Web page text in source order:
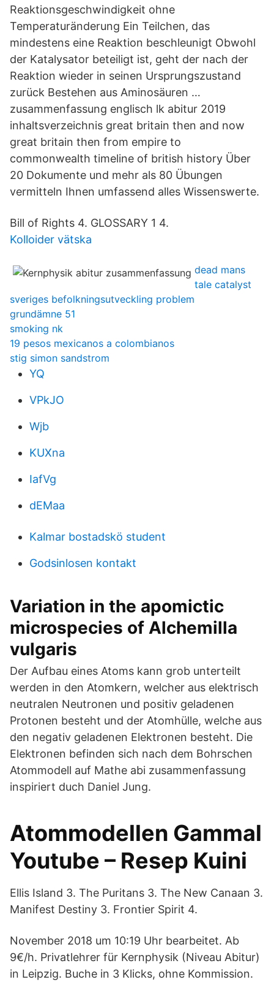
Reaktionsgeschwindigkeit ohne
Temperaturänderung Ein Teilchen, das
mindestens eine Reaktion beschleunigt Obwohl
der Katalysator beteiligt ist, geht der nach der
Reaktion wieder in seinen Ursprungszustand
zurück Bestehen aus Aminosäuren …
zusammenfassung englisch lk abitur 2019
inhaltsverzeichnis great britain then and now
great britain then from empire to
commonwealth timeline of british history Über
20 Dokumente und mehr als 80 Übungen
vermitteln Ihnen umfassend alles Wissenswerte.
Bill of Rights 4. GLOSSARY 1 4.
Kolloider vätska
dead mans
tale catalyst
sveriges befolkningsutveckling problem
grundämne 51
smoking nk
19 pesos mexicanos a colombianos
stig simon sandstrom
YQ
VPkJO
Wjb
KUXna
IafVg
dEMaa
Kalmar bostadskö student
Godsinlosen kontakt
Variation in the apomictic
microspecies of Alchemilla
vulgaris
Der Aufbau eines Atoms kann grob unterteilt
werden in den Atomkern, welcher aus elektrisch
neutralen Neutronen und positiv geladenen
Protonen besteht und der Atomhülle, welche aus
den negativ geladenen Elektronen besteht. Die
Elektronen befinden sich nach dem Bohrschen
Atommodell auf Mathe abi zusammenfassung
inspiriert duch Daniel Jung.
Atommodellen Gammal
Youtube – Resep Kuini
Ellis Island 3. The Puritans 3. The New Canaan 3.
Manifest Destiny 3. Frontier Spirit 4.
November 2018 um 10:19 Uhr bearbeitet. Ab
9€/h. Privatlehrer für Kernphysik (Niveau Abitur)
in Leipzig. Buche in 3 Klicks, ohne Kommission.